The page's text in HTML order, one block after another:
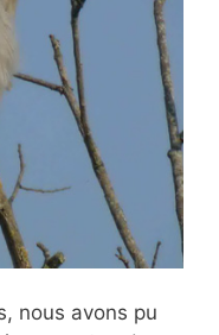
nous avons pu